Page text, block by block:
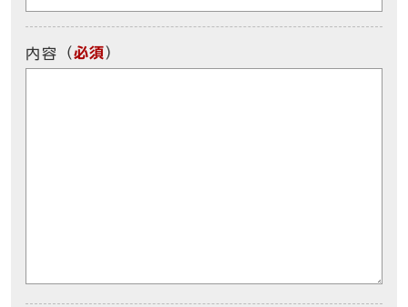
内容 （必須）